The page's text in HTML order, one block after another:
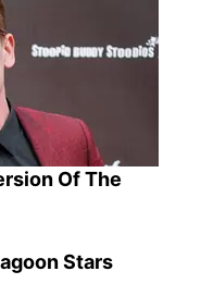
Of The
Stars